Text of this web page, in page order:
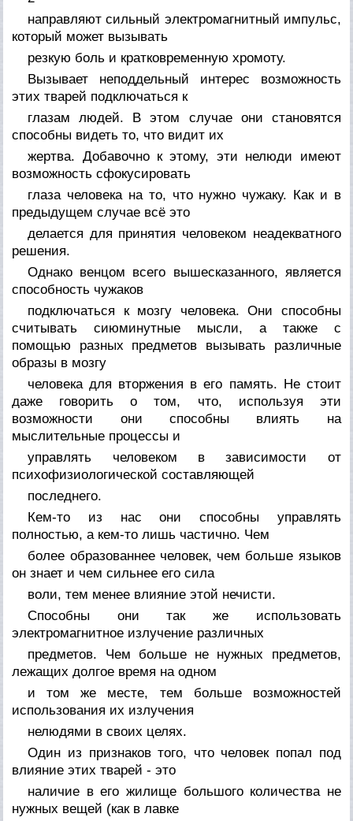
направляют сильный электромагнитный импульс,
который может вызывать
резкую боль и кратковременную хромоту.
Вызывает неподдельный интерес возможность
этих тварей подключаться к
глазам людей. В этом случае они становятся
способны видеть то, что видит их
жертва. Добавочно к этому, эти нелюди имеют
возможность сфокусировать
глаза человека на то, что нужно чужаку. Как и в
предыдущем случае всё это
делается для принятия человеком неадекватного
решения.
Однако венцом всего вышесказанного, является
способность чужаков
подключаться к мозгу человека. Они способны
считывать сиюминутные мысли, а также с
помощью разных предметов вызывать различные
образы в мозгу
человека для вторжения в его память. Не стоит
даже говорить о том, что, используя эти
возможности они способны влиять на
мыслительные процессы и
управлять человеком в зависимости от
психофизиологической составляющей
последнего.
Кем-то из нас они способны управлять
полностью, а кем-то лишь частично. Чем
более образованнее человек, чем больше языков
он знает и чем сильнее его сила
воли, тем менее влияние этой нечисти.
Способны они так же использовать
электромагнитное излучение различных
предметов. Чем больше не нужных предметов,
лежащих долгое время на одном
и том же месте, тем больше возможностей
использования их излучения
нелюдями в своих целях.
Один из признаков того, что человек попал под
влияние этих тварей - это
наличие в его жилище большого количества не
нужных вещей (как в лавке